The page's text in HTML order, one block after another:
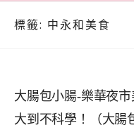
標籤: 中永和美食
大腸包小腸-樂華夜
大到不科學！（大腸